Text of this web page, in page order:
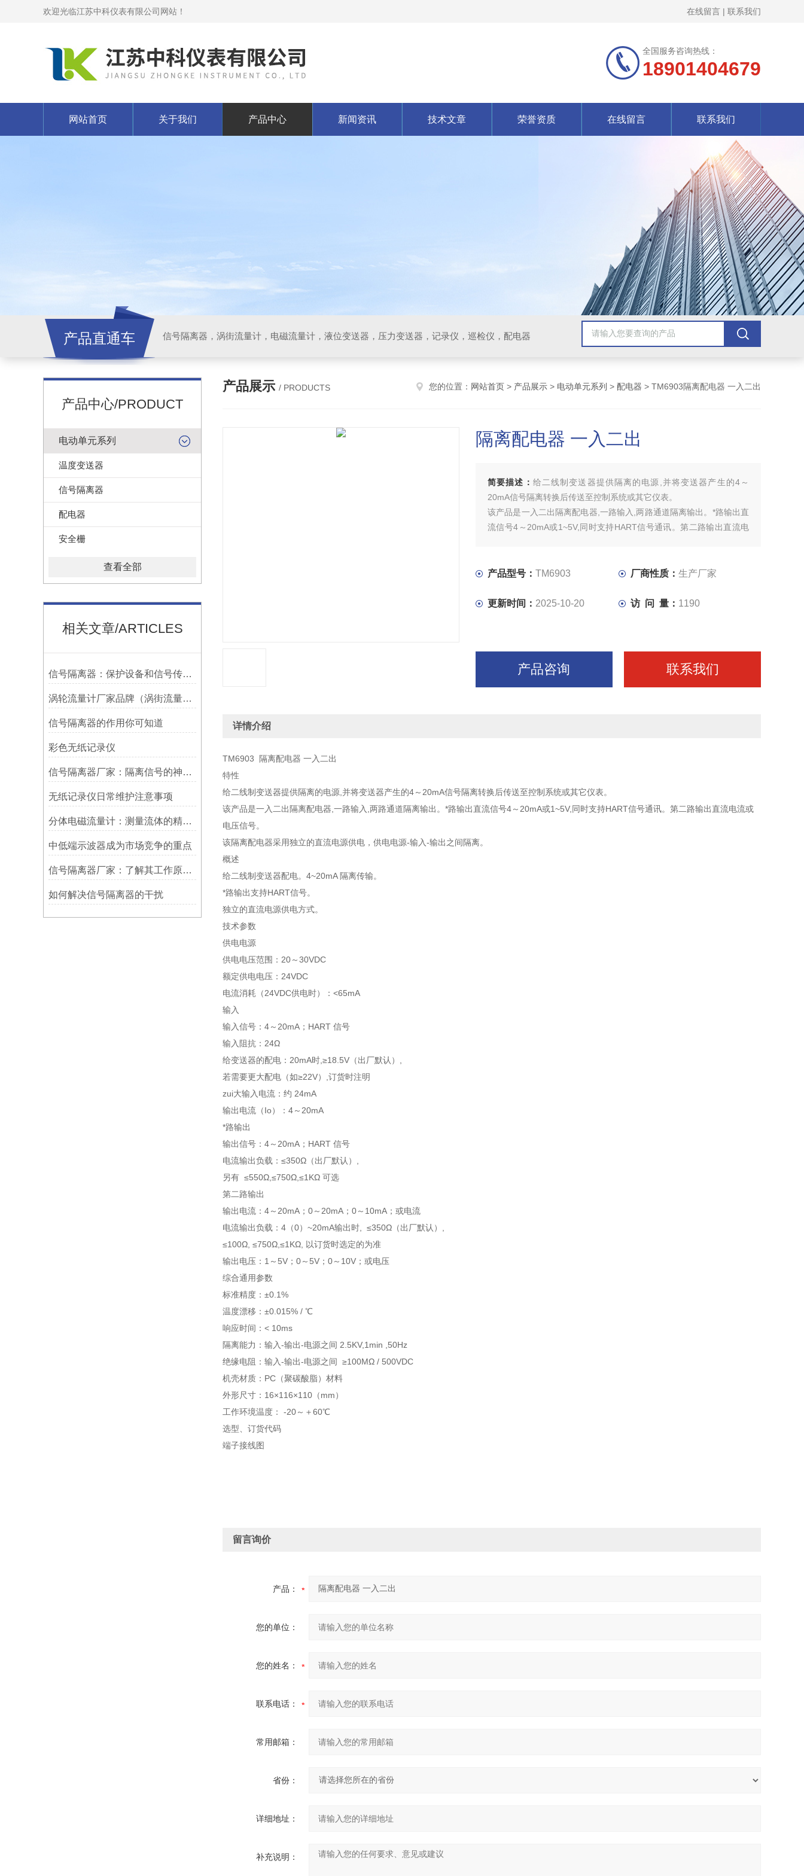
欢迎光临江苏中科仪表有限公司网站！ 在线留言 | 联系我们
全国服务咨询热线：
18901404679
网站首页 关于我们 产品中心 新闻资讯 技术文章 荣誉资质 在线留言 联系我们
产品直通车 信号隔离器，涡街流量计，电磁流量计，液位变送器，压力变送器，记录仪，巡检仪，配电器
产品中心/PRODUCT
电动单元系列
温度变送器
信号隔离器
配电器
安全栅
查看全部
相关文章/ARTICLES
信号隔离器：保护设备和信号传输的关键工具
涡轮流量计厂家品牌（涡街流量计厂家哪个好）
信号隔离器的作用你可知道
彩色无纸记录仪
信号隔离器厂家：隔离信号的神奇之选
无纸记录仪日常维护注意事项
分体电磁流量计：测量流体的精确利器
中低端示波器成为市场竞争的重点
信号隔离器厂家：了解其工作原理，挑选适合的型号
如何解决信号隔离器的干扰
产品展示 / PRODUCTS 您的位置： 网站首页 > 产品展示 > 电动单元系列 > 配电器 > TM6903隔离配电器 一入二出
隔离配电器 一入二出
简要描述： 给二线制变送器提供隔离的电源,并将变送器产生的4～
20mA信号隔离转换后传送至控制系统或其它仪表。
该产品是一入二出隔离配电器,一路输入,两路通道隔离输出。*路输出直
流信号4～20mA或1~5V,同时支持HART信号通讯。第二路输出直流电
离。
产品型号： TM6903 厂商性质： 生产厂家
更新时间： 2025-10-20 访 问 量： 1190
产品咨询 联系我们
详情介绍
TM6903 隔离配电器 一入二出
特性
给二线制变送器提供隔离的电源,并将变送器产生的4～20mA信号隔离转换后传送至控制系统或其它仪表。
该产品是一入二出隔离配电器,一路输入,两路通道隔离输出。*路输出直流信号4～20mA或1~5V,同时支持HART信号通讯。第二路输出直流电流或
电压信号。
该隔离配电器采用独立的直流电源供电，供电电源-输入-输出之间隔离。
概述
给二线制变送器配电。4~20mA 隔离传输。
*路输出支持HART信号。
独立的直流电源供电方式。
技术参数
供电电源
供电电压范围：20～30VDC
额定供电电压：24VDC
电流消耗（24VDC供电时）：<65mA
输入
输入信号：4～20mA；HART 信号
输入阻抗：24Ω
给变送器的配电：20mA时,≥18.5V（出厂默认）,
若需要更大配电（如≥22V）,订货时注明
zui大输入电流：约 24mA
输出电流（Io）：4～20mA
*路输出
输出信号：4～20mA；HART 信号
电流输出负载：≤350Ω（出厂默认）,
另有 ≤550Ω,≤750Ω,≤1KΩ 可选
第二路输出
输出电流：4～20mA；0～20mA；0～10mA；或电流
电流输出负载：4（0）~20mA输出时, ≤350Ω（出厂默认）,
≤100Ω, ≤750Ω,≤1KΩ, 以订货时选定的为准
输出电压：1～5V；0～5V；0～10V；或电压
综合通用参数
标准精度：±0.1%
温度漂移：±0.015% / ℃
响应时间：< 10ms
隔离能力：输入-输出-电源之间 2.5KV,1min ,50Hz
绝缘电阻：输入-输出-电源之间 ≥100MΩ / 500VDC
机壳材质：PC（聚碳酸脂）材料
外形尺寸：16×116×110（mm）
工作环境温度： -20～＋60℃
选型、订货代码
端子接线图
留言询价
产品：
您的单位：
您的姓名：
联系电话：
常用邮箱：
省份：
详细地址：
补充说明：